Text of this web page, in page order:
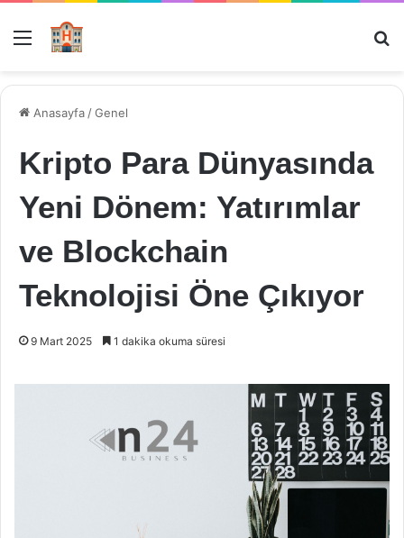
Menü
Anasayfa /Genel
Kripto Para Dünyasında
Yeni Dönem: Yatırımlar
ve Blockchain
Teknolojisi Öne Çıkıyor
9 Mart 2025 1 dakika okuma süresi